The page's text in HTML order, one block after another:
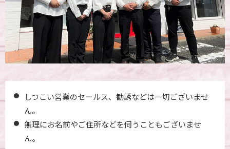
しつこい営業のセールス、勧誘などは一切ございませ
ん。
無理にお名前やご住所などを伺うこともございませ
ん。